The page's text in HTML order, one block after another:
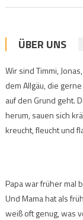
ÜBER UNS
Wir sind Timmi,
dem Allgäu, die
auf den Grund geht.
herum, sauen sich
kreucht, fleucht und
Papa war früher mal
Und Mama hat als
weiß oft genug, was